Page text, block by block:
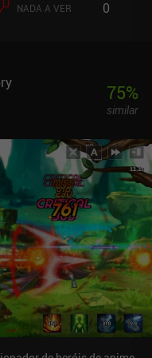
Gerenciamos uma
nos permite
escolhas diferentes,
explorar vários
um visual fantástico,
sonora épica
é um jogo bastante
e um sistema de
para aqueles que
Felizmente, o jogo
a campanha é, em sua
e acrescenta toques
um RPG tático com
NADA A VER 0
75%
similar